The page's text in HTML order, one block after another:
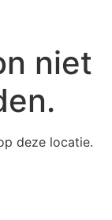
niet
deze locatie.